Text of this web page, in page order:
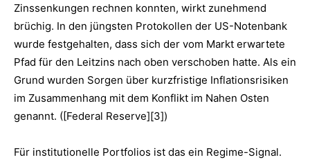
Zinssenkungen rechnen konnten, wirkt zunehmend
brüchig. In den jüngsten Protokollen der US-Notenbank
wurde festgehalten, dass sich der vom Markt erwartete
Pfad für den Leitzins nach oben verschoben hatte. Als ein
Grund wurden Sorgen über kurzfristige Inflationsrisiken
im Zusammenhang mit dem Konflikt im Nahen Osten
genannt. ([Federal Reserve][3])
Für institutionelle Portfolios ist das ein Regime-Signal.